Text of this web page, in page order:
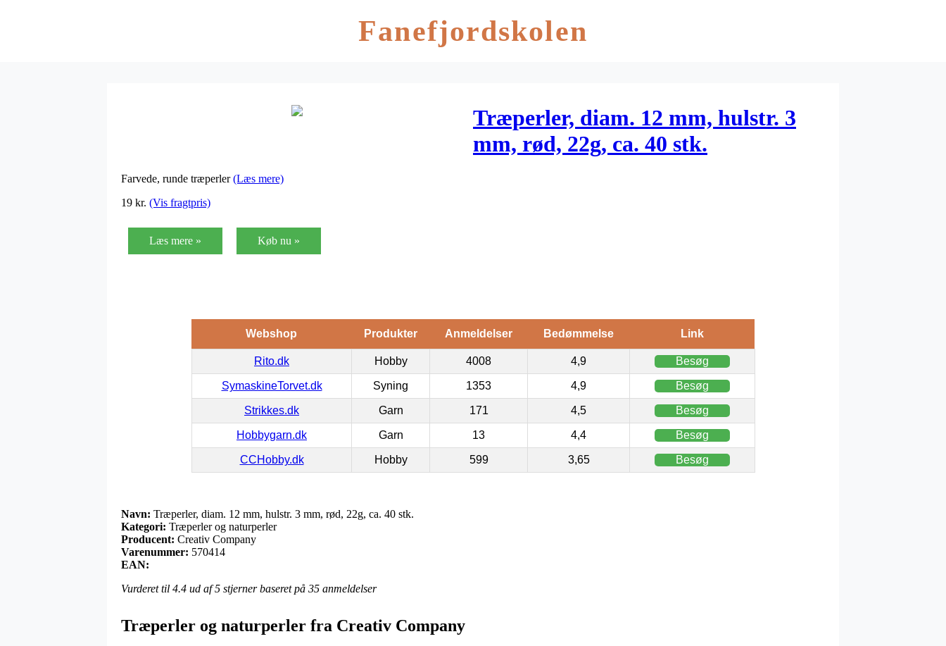
Fanefjordskolen
Træperler, diam. 12 mm, hulstr. 3
mm, rød, 22g, ca. 40 stk.
Farvede, runde træperler(Læs mere)
19 kr. (Vis fragtpris)
Læs mere » Køb nu »
Webshop Produkter Anmeldelser Bedømmelse Link
Rito.dk Hobby 4008 4,9 Besøg
SymaskineTorvet.dk Syning 1353 4,9 Besøg
Strikkes.dk Garn 171 4,5 Besøg
Hobbygarn.dk Garn 13 4,4 Besøg
CCHobby.dk Hobby 599 3,65 Besøg
Navn: Træperler, diam. 12 mm, hulstr. 3 mm, rød, 22g, ca. 40 stk.
Kategori: Træperler og naturperler
Producent: Creativ Company
Varenummer: 570414
EAN:
Vurderet til 4.4 ud af 5 stjerner baseret på 35 anmeldelser
Træperler og naturperler fra Creativ Company